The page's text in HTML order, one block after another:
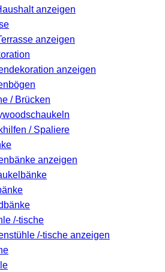
anzeigen
anzeigen
anzeigen
/ Brücken
/ Spaliere
anzeigen
/-tische
/-tische anzeigen